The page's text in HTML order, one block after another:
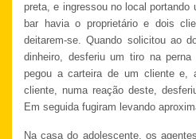
preta, e ingressou no local portando
bar havia o proprietário e dois
deitarem-se. Quando solicitou ao
dinheiro, desferiu um tiro na
pegou a carteira de um cliente e,
cliente, numa reação deste,
Em seguida fugiram levando
Na casa do adolescente, os